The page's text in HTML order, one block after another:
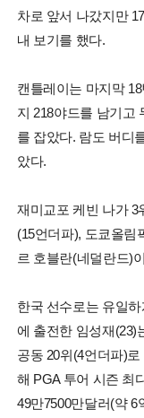
차로 앞서 나갔지만
내 보기를 했다.
캔틀레이는 마지막
지 218야드를 남기고
를 잡았다. 람도 버디
았다.
재미교포 케빈 나가 3
(15언더파), 도쿄올림
르 호블란(네덜란드)
한국 선수로는 유일하
에 출전한 임성재(23)
공동 20위(4언더파)
해 PGA 투어 시즌 최
49만7500만달러(약 6